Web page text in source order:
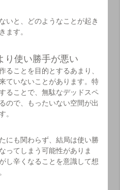
いと、どのようなことが起き
ます。
り使い勝手が悪い
ることを目的とするあまり、
ていないことがあります。特
ることで、無駄なデッドスペ
ので、もったいない空間が出
。
にも関わらず、結局は使い勝
ってしまう可能性がありま
し辛くなることを意識して想